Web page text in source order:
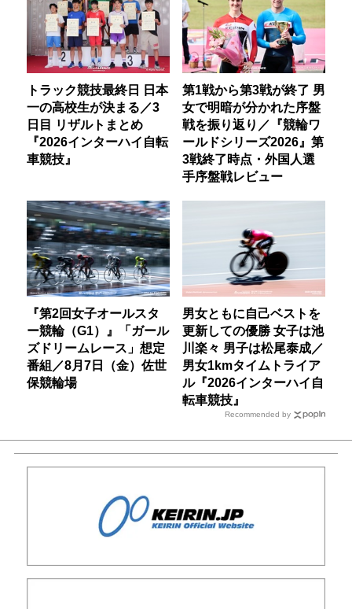
トラック競技最終日 日本
一の高校生が決まる／3
日目 リザルトまとめ
『2026インターハイ自転
車競技』
第1戦から第3戦が終了 男
女で明暗が分かれた序盤
戦を振り返り／『競輪ワ
ールドシリーズ2026』第
3戦終了時点・外国人選
手序盤戦レビュー
『第2回女子オールスタ
ー競輪（G1）』「ガール
ズドリームレース」想定
番組／8月7日（金）佐世
保競輪場
男女ともに自己ベストを
更新しての優勝 女子は池
川楽々 男子は松尾泰成／
男女1kmタイムトライア
ル『2026インターハイ自
転車競技』
Recommended by